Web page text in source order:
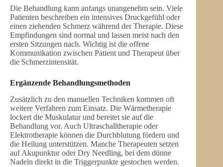
Die Behandlung kann anfangs unangenehm sein. Viele
Patienten beschreiben ein intensives Druckgefühl oder
einen ziehenden Schmerz während der Therapie. Diese
Empfindungen sind normal und lassen meist nach den
ersten Sitzungen nach. Wichtig ist die offene
Kommunikation zwischen Patient und Therapeut über
die Schmerzintensität.
Ergänzende Behandlungsmethoden
Zusätzlich zu den manuellen Techniken kommen oft
weitere Verfahren zum Einsatz. Die Wärmetherapie
lockert die Muskulatur und bereitet sie auf die
Behandlung vor. Auch Ultraschalltherapie oder
Elektrotherapie können die Durchblutung fördern und
die Heilung unterstützen. Manche Therapeuten setzen
auf Akupunktur oder Dry Needling, bei dem dünne
Nadeln direkt in die Triggerpunkte gestochen werden.